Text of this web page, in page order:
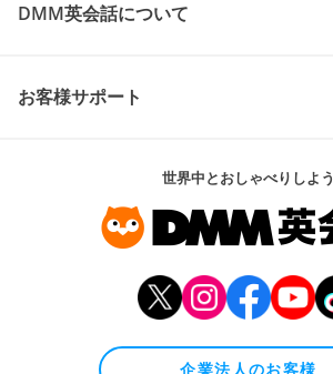
DMM英会話について
お客様サポート
世界中とおしゃべりしよう
企業法人のお客様